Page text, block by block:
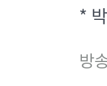
*
방